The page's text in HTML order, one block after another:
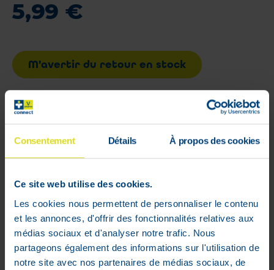
Consentement Détails À propos des cookies
Ce site web utilise des cookies.
Les cookies nous permettent de personnaliser le contenu
et les annonces, d'offrir des fonctionnalités relatives aux
médias sociaux et d'analyser notre trafic. Nous
partageons également des informations sur l'utilisation de
notre site avec nos partenaires de médias sociaux, de
5,99 €
M'avertir du retour en stock
Paiement 100%